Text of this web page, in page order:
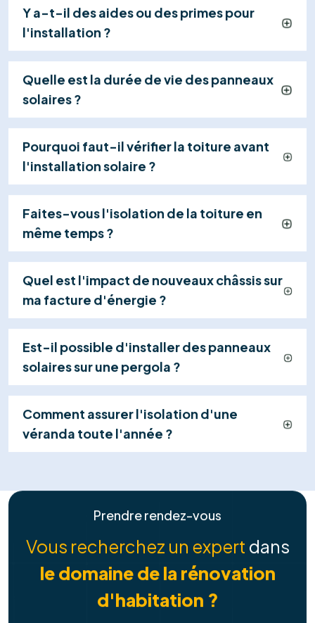
03
Installation Certifiée
Nos techniciens qualifiés installent vos panneaux et
effectuent les raccordements en toute sécurité
normes.
04
Mise en Service & Suivi
Nous gérons la réception électrique (RGIE),
activons votre centrale et restons à votre
disposition pour assurer le suivi et la maintenance
de votre système.
Explorer tous les services
Contactez-nous
FAQ
Tout ce que vous devez savoir surnos
solutions de services